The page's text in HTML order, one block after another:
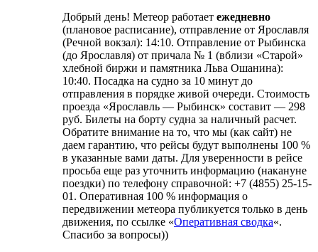
Добрый день! Метеор работает ежедневно
(плановое расписание), отправление от Ярославля
(Речной вокзал): 14:10. Отправление от Рыбинска
(до Ярославля) от причала № 1 (вблизи «Старой»
хлебной биржи и памятника Льва Ошанина):
10:40. Посадка на судно за 10 минут до
отправления в порядке живой очереди. Стоимость
проезда «Ярославль — Рыбинск» составит — 298
руб. Билеты на борту судна за наличный расчет.
Обратите внимание на то, что мы (как сайт) не
даем гарантию, что рейсы будут выполнены 100 %
в указанные вами даты. Для уверенности в рейсе
просьба еще раз уточнить информацию (накануне
поездки) по телефону справочной: +7 (4855) 25-15-
01. Оперативная 100 % информация о
передвижении метеора публикуется только в день
движения, по ссылке «Оперативная сводка«.
Спасибо за вопросы))